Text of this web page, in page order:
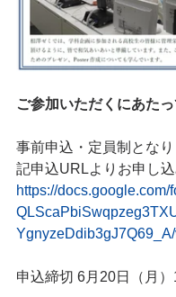
ご参加いただくにあた
事前申込・定員制とな
記申込URLよりお申し込
https://docs.google.com/
申込締切 6月20日（月